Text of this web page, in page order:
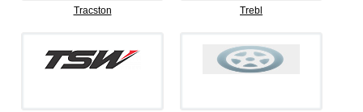
Tracston Trebl